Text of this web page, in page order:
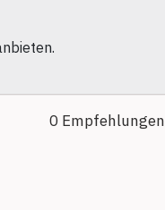
0 Empfehlungen